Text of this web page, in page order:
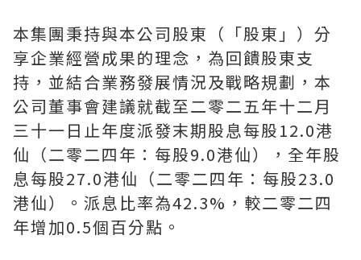
本集團秉持與本公司股東（「股東」）分
享企業經營成果的理念，為回饋股東支
持，並結合業務發展情況及戰略規劃，本
公司董事會建議就截至二零二五年十二月
三十一日止年度派發末期股息每股12.0港
仙（二零二四年：每股9.0港仙），全年股
息每股27.0港仙（二零二四年：每股23.0
港仙）。派息比率為42.3%，較二零二四
年增加0.5個百分點。